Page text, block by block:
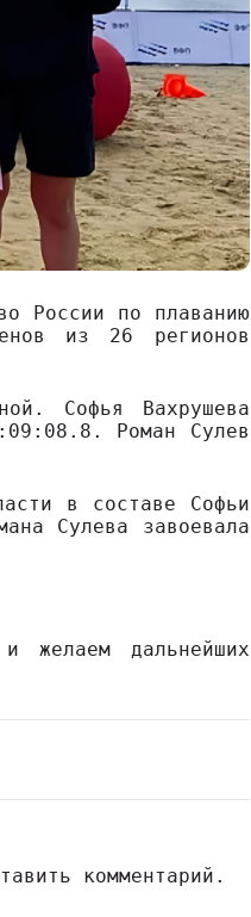
России по плаванию
из 26 регионов
Софья Вахрушева
Роман Сулев
в составе Софьи
Сулева завоевала
желаем дальнейших
комментарий.